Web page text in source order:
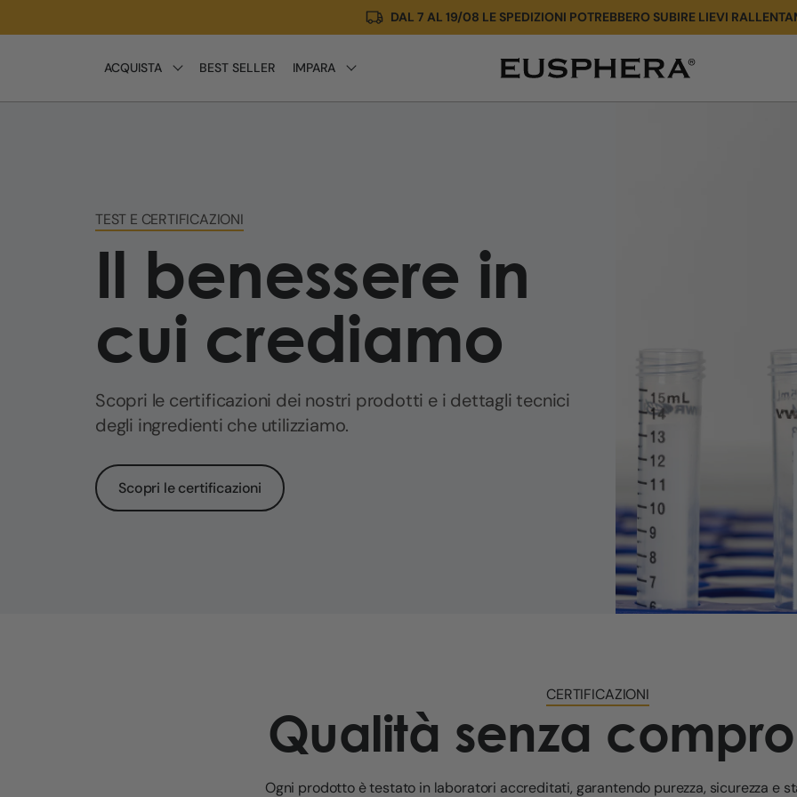
naar de
DAL 7 AL 19/08 LE SPEDIZIONI POTREBBERO SUBIRE LIEVI
ACQUISTA BEST SELLER IMPARA
TEST E CERTIFICAZIONI
Il benessere in
cui crediamo
Scopri le certificazioni dei nostri prodotti e i dettagli tecnici
degli ingredienti che utilizziamo.
Scopri le certificazioni
CERTIFICAZIONI
Qualità senza
Ogni prodotto è testato in laboratori accreditati, garantendo purezza, sicurezza e